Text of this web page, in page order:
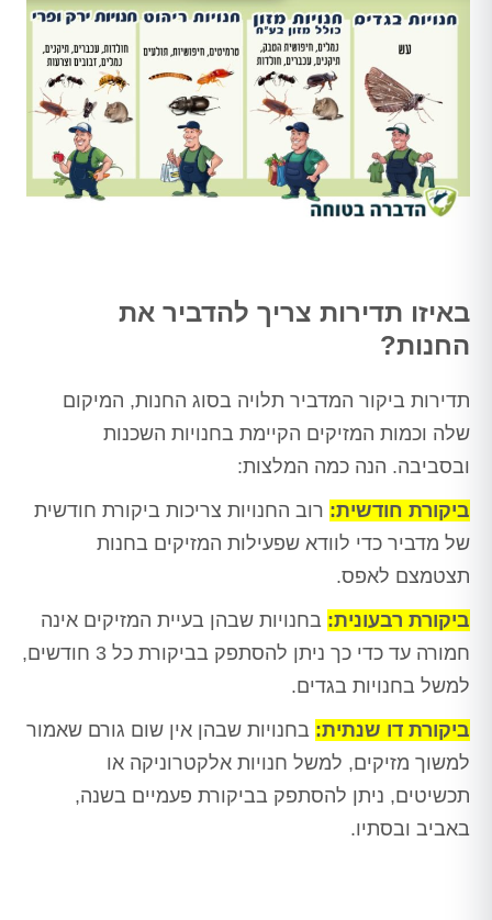
באיזו תדירות צריך להדביר את
החנות?
תדירות ביקור המדביר תלויה בסוג החנות, המיקום
שלה וכמות המזיקים הקיימת בחנויות השכנות
ובסביבה. הנה כמה המלצות:
ביקורת חודשית: רוב החנויות צריכות ביקורת חודשית
של מדביר כדי לוודא שפעילות המזיקים בחנות
תצטמצם לאפס.
ביקורת רבעונית: בחנויות שבהן בעיית המזיקים אינה
חמורה עד כדי כך ניתן להסתפק בביקורת כל 3 חודשים,
למשל בחנויות בגדים.
ביקורת דו שנתית: בחנויות שבהן אין שום גורם שאמור
למשוך מזיקים, למשל חנויות אלקטרוניקה או
תכשיטים, ניתן להסתפק בביקורת פעמיים בשנה,
באביב ובסתיו.